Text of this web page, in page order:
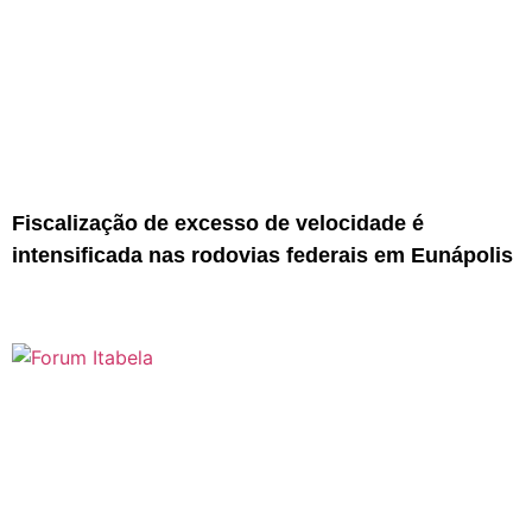
Fiscalização de excesso de velocidade é
intensificada nas rodovias federais em Eunápolis